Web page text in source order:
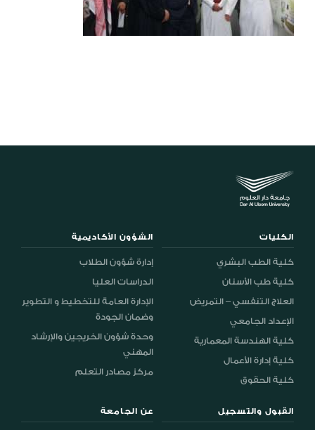
الكليات
كلية الطب البشري
كلية طب الأسنان
العلاج التنفسي – التمريض
الإعداد الجامعي
كلية الهندسة المعمارية
كلية إدارة الأعمال
كلية الحقوق
الشؤون الأكاديمية
إدارة شؤون الطلاب
الدراسات العليا
الإدارة العامة للتخطيط و التطوير
وضمان الجودة
وحدة شؤون الخريجين والإرشاد
المهني
مركز مصادر التعلم
القبول والتسجيل عن الجامعة